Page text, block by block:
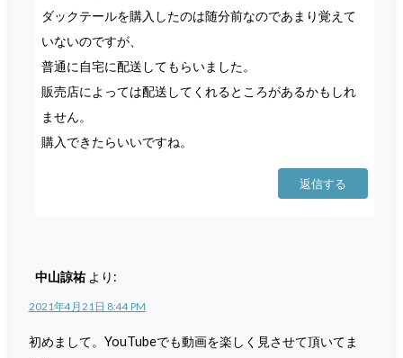
ダックテールを購入したのは随分前なのであまり覚えて
いないのですが、
普通に自宅に配送してもらいました。
販売店によっては配送してくれるところがあるかもしれ
ません。
購入できたらいいですね。
返信する
中山諒祐 より:
2021年4月21日 8:44 PM
初めまして。YouTubeでも動画を楽しく見させて頂いてま